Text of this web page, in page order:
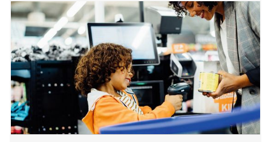
paula.savonen@kempower.com Puh. 029 0021900
Kempower, sijoittajasuhteet: Jukka Kainulainen,
talousjohtaja, Kempower jukka.kain